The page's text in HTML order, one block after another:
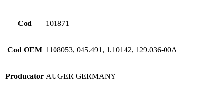
Cod 101871
Cod OEM 1108053, 045.491, 1.10142, 129.036-00A
Producator AUGER GERMANY